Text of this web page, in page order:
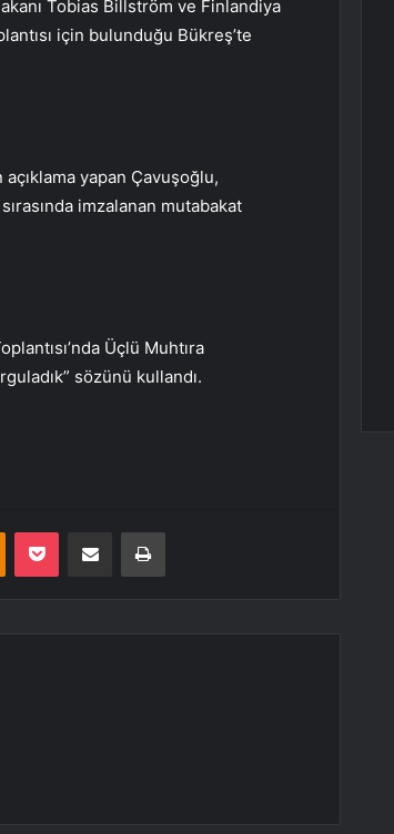
Tobias Billström ve Finlandiya
için bulunduğu Bükreş’te
yapan Çavuşoğlu,
imzalanan mutabakat
Üçlü Muhtıra
sözünü kullandı.
Odnoklassniki
Pocket E-Posta ile paylaş Yazdır